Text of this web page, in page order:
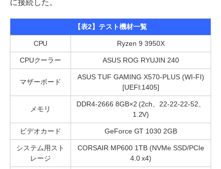
に接続した。
【表2】テスト機材一覧
CPU Ryzen 9 3950X
CPUクーラー ASUS ROG RYUJIN 240
マザーボード
ASUS TUF GAMING X570-PLUS (WI-FI)
[UEFI:1405]
メモリ
DDR4-2666 8GB×2 (2ch、22-22-22-52、
1.2V)
ビデオカード GeForce GT 1030 2GB
システム用スト
レージ
CORSAIR MP600 1TB (NVMe SSD/PCIe
4.0 x4)